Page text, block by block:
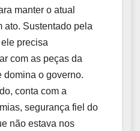
manter o atual
ato. Sustentado pela
precisa
com as peças da
domina o governo.
conta com a
segurança fiel do
não estava nos